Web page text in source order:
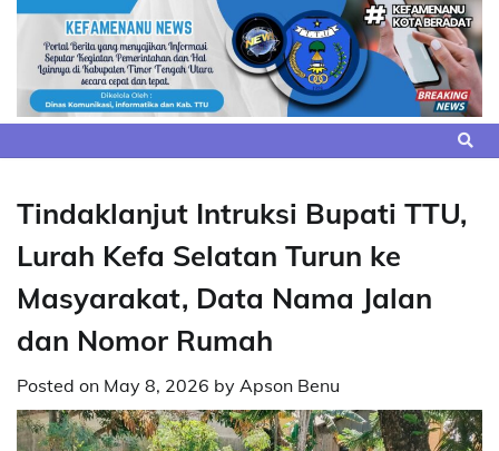
Skip
content
Tindaklanjut Intruksi Bupati TTU,
Lurah Kefa Selatan Turun ke
Masyarakat, Data Nama Jalan
dan Nomor Rumah
Posted on May 8, 2026 by Apson Benu